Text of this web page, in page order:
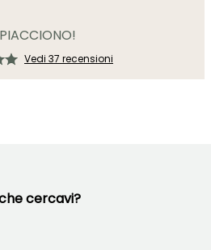
Vedi 37 recensioni
cercavi?